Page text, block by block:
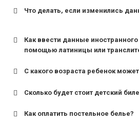
Что делать, если изменились
Как ввести данные
помощью латиницы или
С какого возраста ребенок
для поездов дальнего
Сколько будет стоит детский
Как оплатить постельное белье?